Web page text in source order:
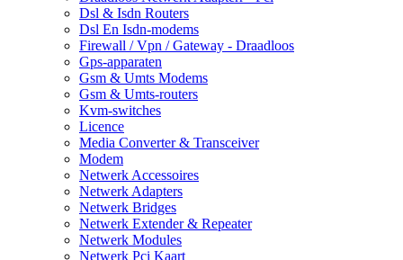
Dsl & Isdn Routers
Dsl En Isdn-modems
Firewall / Vpn / Gateway - Draadloos
Gps-apparaten
Gsm & Umts Modems
Gsm & Umts-routers
Kvm-switches
Licence
Media Converter & Transceiver
Modem
Netwerk Accessoires
Netwerk Adapters
Netwerk Bridges
Netwerk Extender & Repeater
Netwerk Modules
Netwerk Pci Kaart